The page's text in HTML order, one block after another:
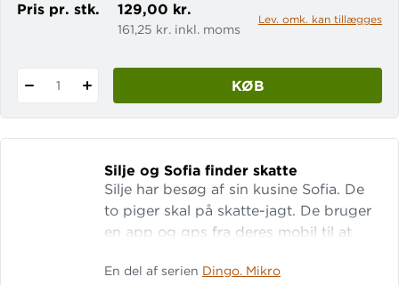
Pris pr. stk. 129,00 kr.
161,25 kr. inkl. moms
Lev. omk. kan tillægges
1 KØB
Silje og Sofia finder skatte
Silje har besøg af sin kusine Sofia. De
to piger skal på skatte-jagt. De bruger
en app og gps fra deres mobil til at
omkring, og endelig finder de en mønt
En del af serien Dingo. Mikro